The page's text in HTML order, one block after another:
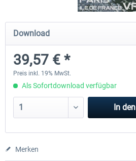
Mega Airport Frankfurt V2.0
29,95 € *
Download
39,57 € *
Preis inkl. 19% MwSt.
Als Sofortdownload verfügbar
In den
Merken